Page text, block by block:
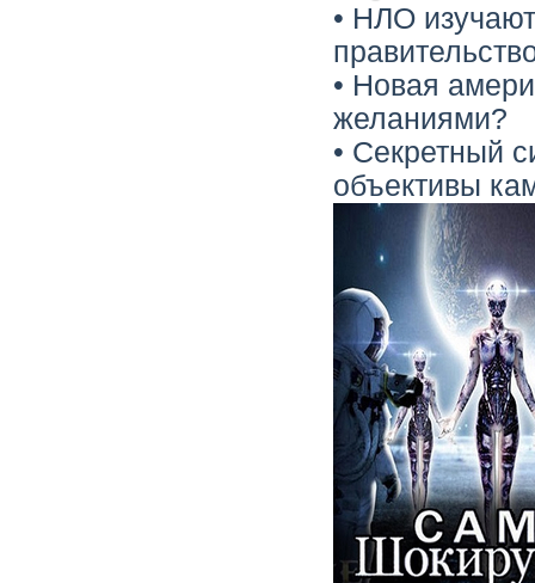
• НЛО
• Новая
желаниями?
• Секретный
объективы